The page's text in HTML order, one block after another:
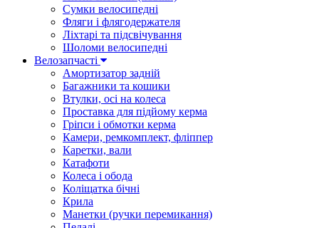
Сумки велосипедні
Фляги і флягодержателя
Ліхтарі та підсвічування
Шоломи велосипедні
Велозапчасті
Амортизатор задній
Багажники та кошики
Втулки, осі на колеса
Проставка для підйому керма
Гріпси і обмотки керма
Камери, ремкомплект, фліппер
Каретки, вали
Катафоти
Колеса і обода
Коліщатка бічні
Крила
Манетки (ручки перемикання)